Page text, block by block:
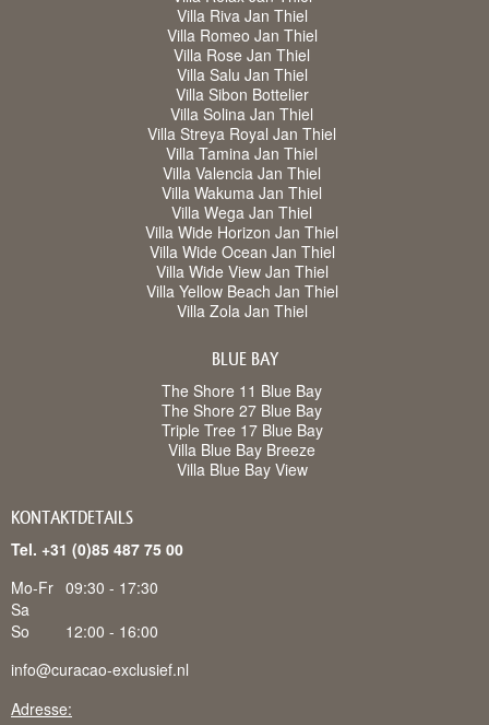
Villa Riva Jan Thiel
Villa Romeo Jan Thiel
Villa Rose Jan Thiel
Villa Salu Jan Thiel
Villa Sibon Bottelier
Villa Solina Jan Thiel
Villa Streya Royal Jan Thiel
Villa Tamina Jan Thiel
Villa Valencia Jan Thiel
Villa Wakuma Jan Thiel
Villa Wega Jan Thiel
Villa Wide Horizon Jan Thiel
Villa Wide Ocean Jan Thiel
Villa Wide View Jan Thiel
Villa Yellow Beach Jan Thiel
Villa Zola Jan Thiel
BLUE BAY
The Shore 11 Blue Bay
The Shore 27 Blue Bay
Triple Tree 17 Blue Bay
Villa Blue Bay Breeze
Villa Blue Bay View
KONTAKTDETAILS
Tel. +31 (0)85 487 75 00
Mo-Fr 09:30 - 17:30
Sa
So
12:00 - 16:00
info@curacao-exclusief.nl
Adresse: